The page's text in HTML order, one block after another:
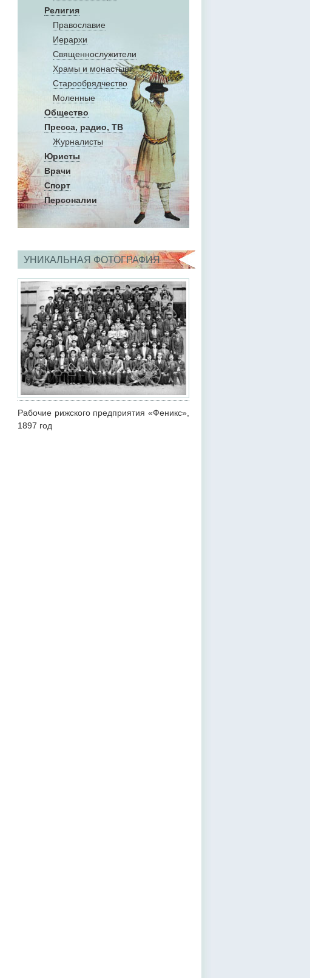
Религия
Православие
Иерархи
Священнослужители
Храмы и монастыри
Старообрядчество
Моленные
Общество
Пресса, радио, ТВ
Журналисты
Юристы
Врачи
Спорт
Персоналии
УНИКАЛЬНАЯ ФОТОГРАФИЯ
Рабочие рижского предприятия «Феникс»,
1897 год